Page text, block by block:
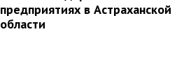
предприятиях в Астраханской
области